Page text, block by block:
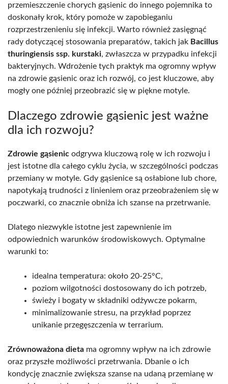
przemieszczenie chorych gąsienic do innego pojemnika to
doskonały krok, który pomoże w zapobieganiu
rozprzestrzenieniu się infekcji. Warto również zasięgnąć
rady dotyczącej stosowania preparatów, takich jak Bacillus
thuringiensis ssp. kurstaki, zwłaszcza w przypadku infekcji
bakteryjnych. Wdrożenie tych praktyk ma ogromny wpływ
na zdrowie gąsienic oraz ich rozwój, co jest kluczowe, aby
mogły one później przeobrazić się w piękne motyle.
Dlaczego zdrowie gąsienic jest ważne
dla ich rozwoju?
Zdrowie gąsienic odgrywa kluczową rolę w ich rozwoju i
jest istotne dla całego cyklu życia, w szczególności podczas
przemiany w motyle. Gdy gąsienice są osłabione lub chore,
napotykają trudności z linieniem oraz przeobrażeniem się w
poczwarki, co znacznie obniża ich szanse na przetrwanie.
Dlatego niezwykle istotne jest zapewnienie im
odpowiednich warunków środowiskowych. Optymalne
warunki to:
idealna temperatura: około 20-25°C,
poziom wilgotności dostosowany do ich potrzeb,
świeży i bogaty w składniki odżywcze pokarm,
minimalizowanie stresu, na przykład poprzez
unikanie przegęszczenia w terrarium.
Zrównoważona dieta ma ogromny wpływ na ich zdrowie
oraz przyszłe możliwości przetrwania. Dbanie o ich
kondycję znacznie zwiększa szanse na udaną przemianę w